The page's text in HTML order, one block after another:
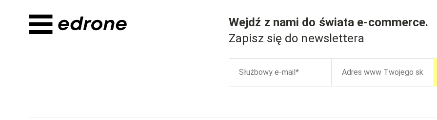
Wejdź z nami do świata e-commerce.
Zapisz się do newslettera